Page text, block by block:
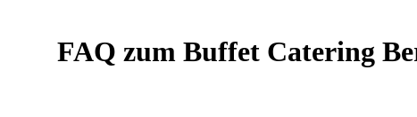
FAQ zum Buffet Catering